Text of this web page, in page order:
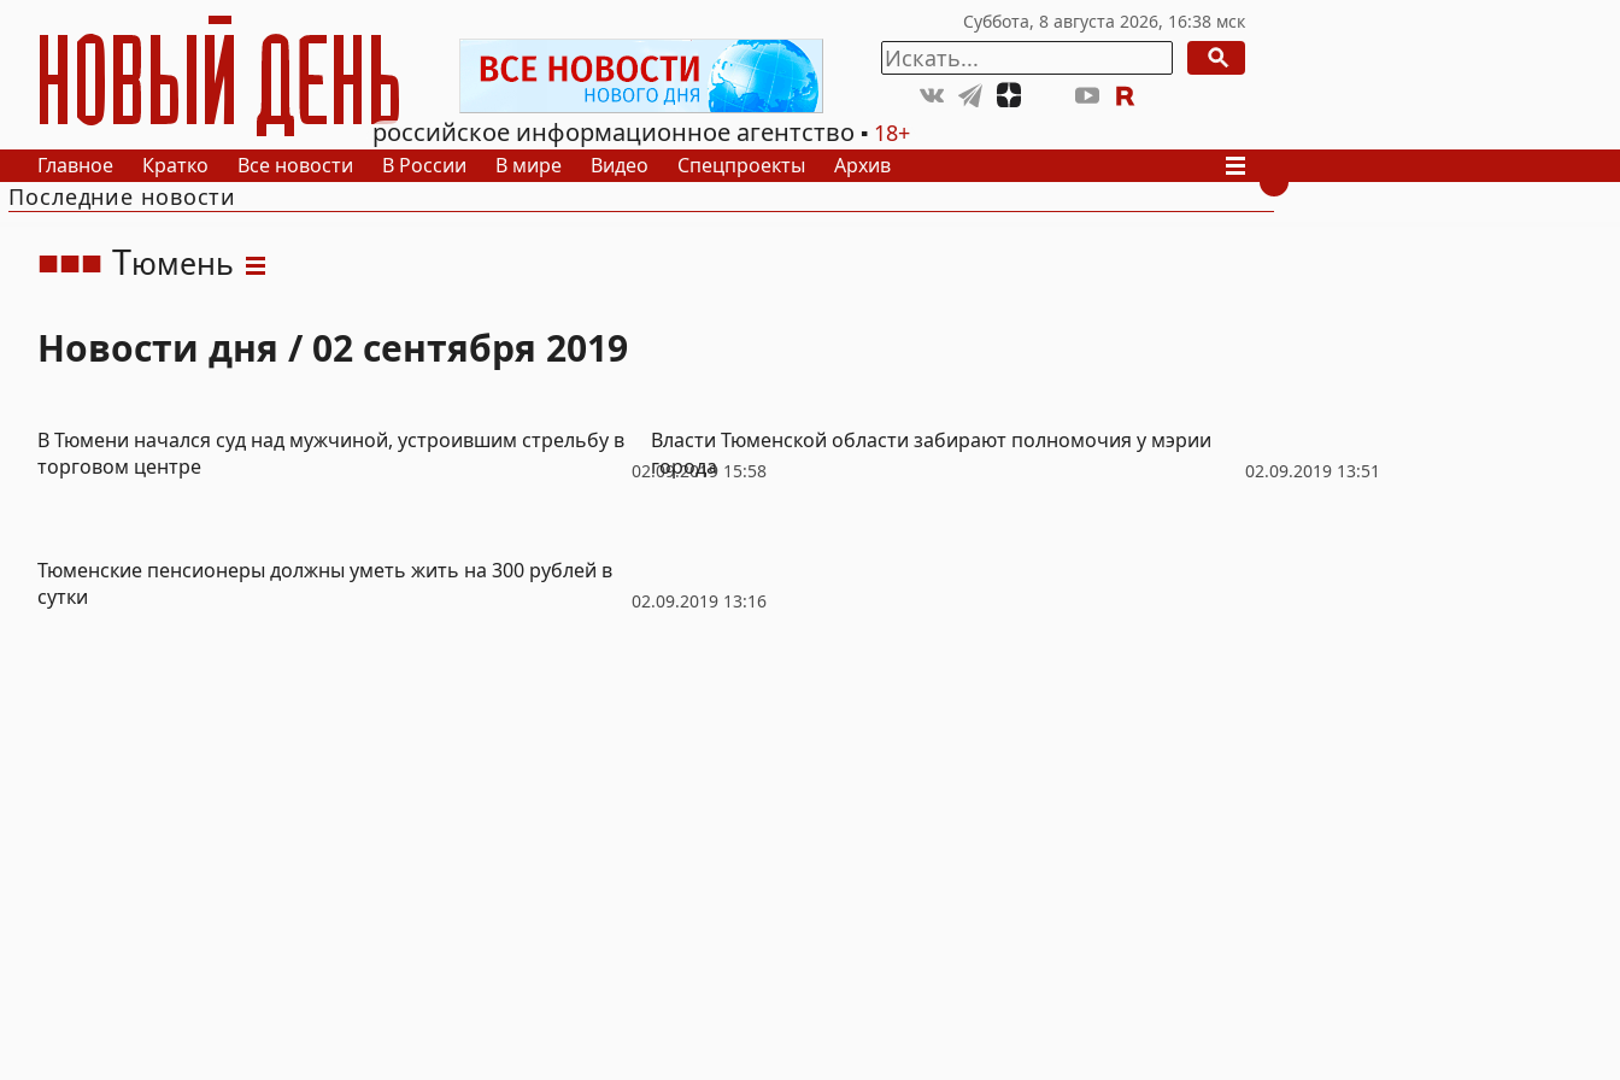
РИА Новый День
российское информационное агентство
18+
Главное Кратко Все новости В России В мире Видео Спецпроекты Архив
Последние новости
Тюмень
Новости дня / 02 сентября 2019
02.09.2019 15:58
В Тюмени начался суд над мужчиной, устроившим стрельбу в
торговом центре
02.09.2019 13:51
Власти Тюменской области забирают полномочия у мэрии
города
02.09.2019 13:16
Тюменские пенсионеры должны уметь жить на 300 рублей в
сутки